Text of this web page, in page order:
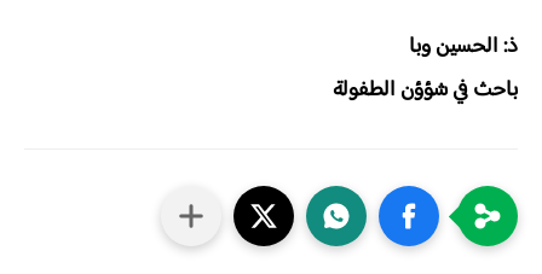
ذ: الحسين وبا
باحث في شؤؤن الطفولة